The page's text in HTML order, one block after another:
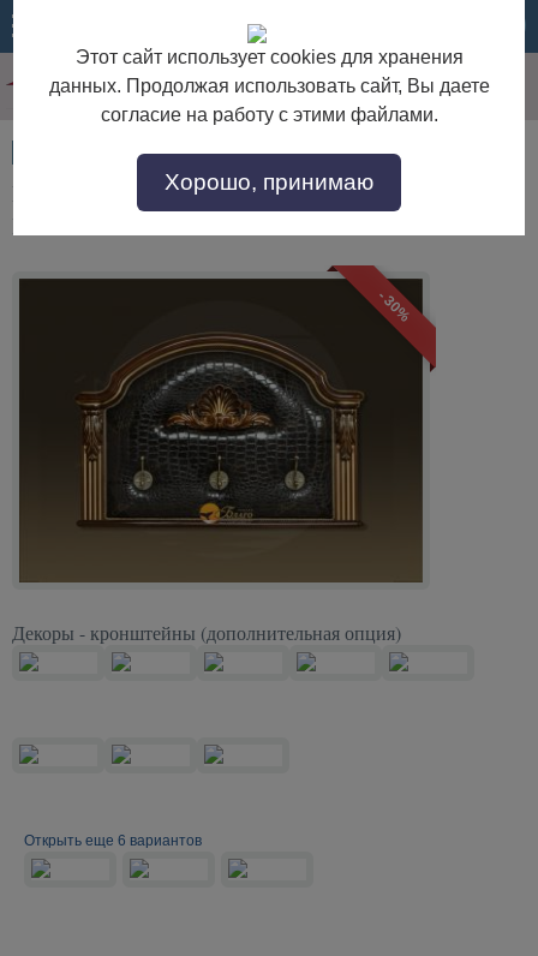
53745
Вешалка с фигурным карнизом Б12.3 Орех/
- 30%
Декоры - кронштейны (дополнительная опция)
Открыть еще 6 вариантов
Этот сайт использует cookies для хранения
данных. Продолжая использовать сайт, Вы даете
согласие на работу с этими файлами.
Хорошо, принимаю